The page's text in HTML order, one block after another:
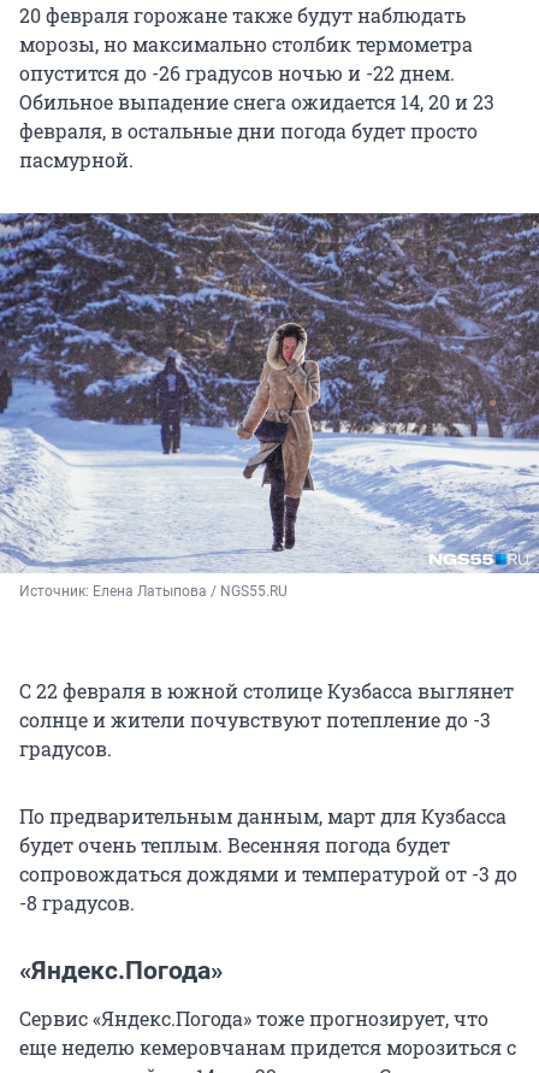
20 февраля горожане также будут наблюдать
морозы, но максимально столбик термометра
опустится до -26 градусов ночью и -22 днем.
Обильное выпадение снега ожидается 14, 20 и 23
февраля, в остальные дни погода будет просто
пасмурной.
Источник: Елена Латыпова / NGS55.RU
С 22 февраля в южной столице Кузбасса выглянет
солнце и жители почувствуют потепление до -3
градусов.
По предварительным данным, март для Кузбасса
будет очень теплым. Весенняя погода будет
сопровождаться дождями и температурой от -3 до
-8 градусов.
«Яндекс.Погода»
Сервис «Яндекс.Погода» тоже прогнозирует, что
еще неделю кемеровчанам придется морозиться с